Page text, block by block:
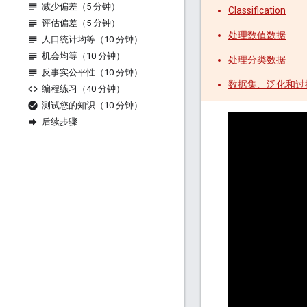
减少偏差（5 分钟）
评估偏差（5 分钟）
人口统计均等（10 分钟）
机会均等（10 分钟）
反事实公平性（10 分钟）
编程练习（40 分钟）
测试您的知识（10 分钟）
后续步骤
Classification
处理数值数据
处理分类数据
数据集、泛化和过